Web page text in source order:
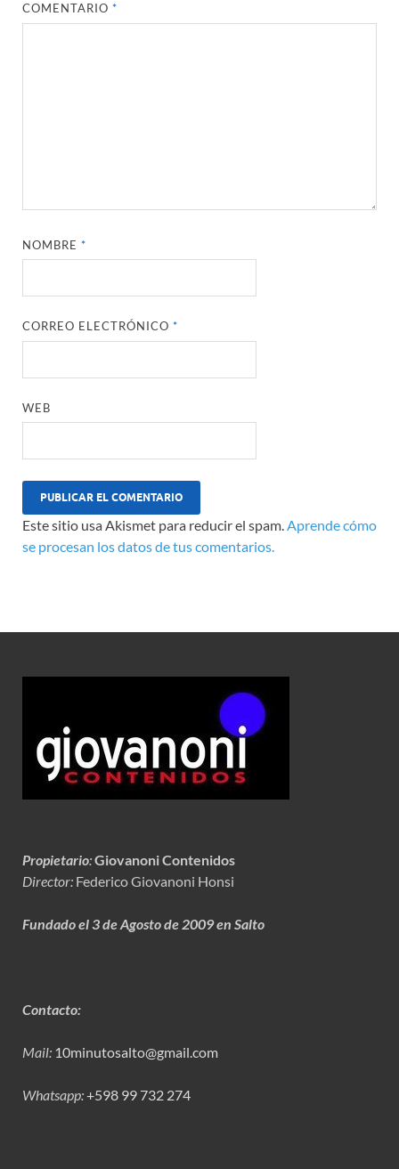
COMENTARIO*
NOMBRE*
CORREO ELECTRÓNICO*
WEB
Este sitio usa Akismet para reducir el spam.Aprende cómo
se procesan los datos de tus comentarios.
Propietario:Giovanoni Contenidos
Director: Federico Giovanoni Honsi
Fundado el 3 de Agosto de 2009 en Salto
Contacto:
Mail: 10minutosalto@gmail.com
Whatsapp:+598 99 732 274